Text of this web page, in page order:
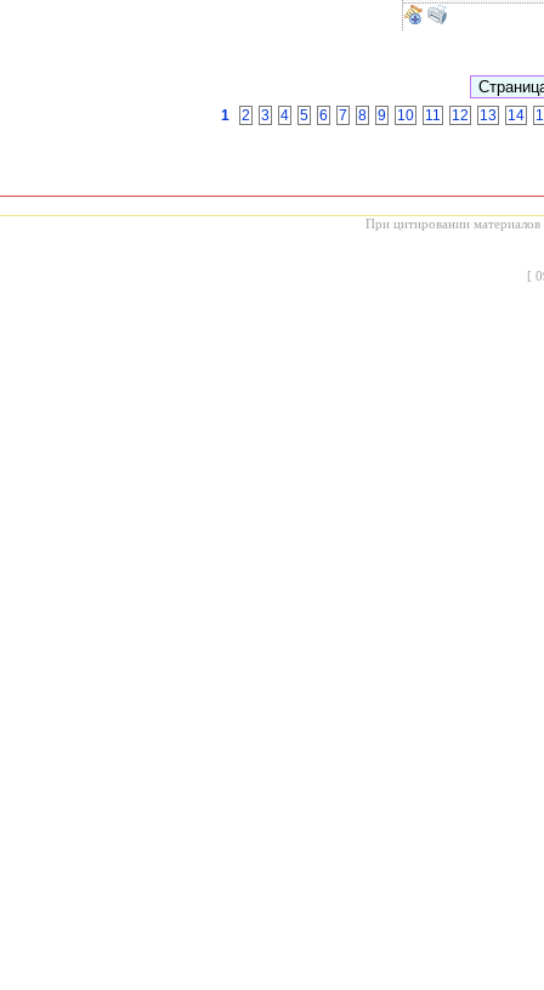
1 2 3 4 5 6 7 8 9 10 11 12 13 14
При цитировании материалов
[